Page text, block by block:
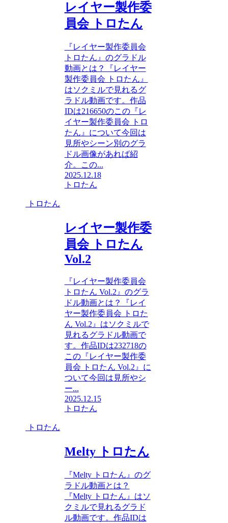
レイヤー製作委
員会 トロたん
『レイヤー製作委員会
トロたん』のグラドル
動画とは？『レイヤー
製作委員会 トロたん』
はソクミルで見れるグ
ラドル動画です。作品
IDは216650のこの『レ
イヤー製作委員会 トロ
たん』について今回は
見所やシーン別のグラ
ドル画像があれば紹
介。この...
2025.12.18
トロたん
トロたん
レイヤー製作委
員会 トロたん
Vol.2
『レイヤー製作委員会
トロたん Vol.2』のグラ
ドル動画とは？『レイ
ヤー製作委員会 トロた
ん Vol.2』はソクミルで
見れるグラドル動画で
す。作品IDは232718の
この『レイヤー製作委
員会 トロたん Vol.2』に
ついて今回は見所やシ
ー...
2025.12.15
トロたん
トロたん
Melty トロたん
『Melty トロたん』のグ
ラドル動画とは？
『Melty トロたん』はソ
クミルで見れるグラド
ル動画です。作品IDは